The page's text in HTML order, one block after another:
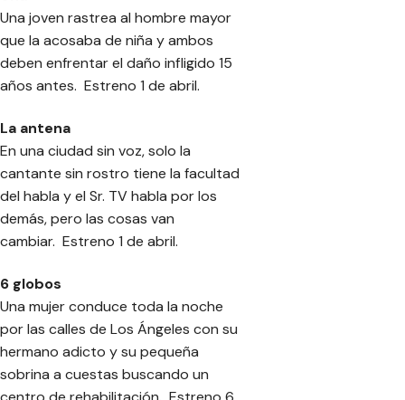
Una joven rastrea al hombre mayor
que la acosaba de niña y ambos
deben enfrentar el daño infligido 15
años antes. Estreno 1 de abril.
La antena
En una ciudad sin voz, solo la
cantante sin rostro tiene la facultad
del habla y el Sr. TV habla por los
demás, pero las cosas van
cambiar. Estreno 1 de abril.
6 globos
Una mujer conduce toda la noche
por las calles de Los Ángeles con su
hermano adicto y su pequeña
sobrina a cuestas buscando un